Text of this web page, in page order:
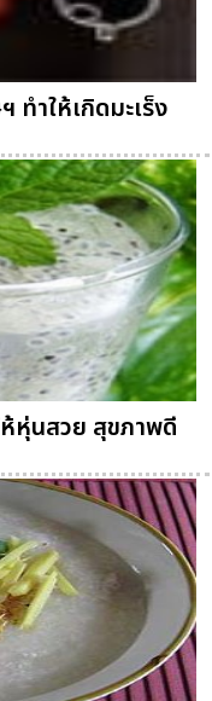
ำให้เกิดมะเร็ง
หุ่นสวย สุขภาพดี